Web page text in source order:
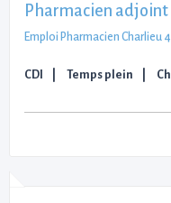
Pharmacien adjoint
Emploi Pharmacien Charlieu
CDI Temps plein